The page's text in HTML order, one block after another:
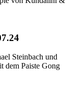
Steinbach und
dem Paiste Gong